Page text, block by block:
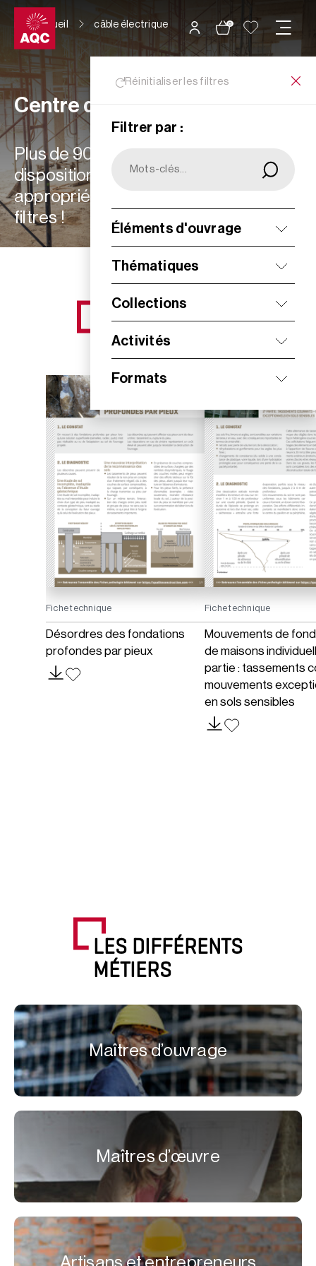
Panneau de gestion des cookies
0
Accueil câble électrique
Réinitialiser les filtres
Filtrer par :
Éléments d'ouvrage
Thématiques
Collections
Activités
Formats
Centre de ressources
Plus de 900 ressources à votre
disposition : choisissez les plus
appropriées à vos besoins grâce aux
filtres !
NOS NOUVEAUTÉS
Fiche technique
Désordres des fondations
profondes par pieux
Fiche technique
Mouvements de
de maisons
partie : tassements
mouvements
en sols sensibles
LES DIFFÉRENTS
MÉTIERS
Maîtres d’ouvrage
Maîtres d’œuvre
Artisans et entrepreneurs